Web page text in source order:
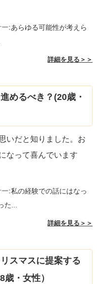
ー:あらゆる可能性が考えら
詳細を見る＞＞
めるべき？(20歳・
いだと知りました。お
なって喜んでいます
ー:私の経験での話にはなっ
た...
詳細を見る＞＞
スマスに提案する
・女性）